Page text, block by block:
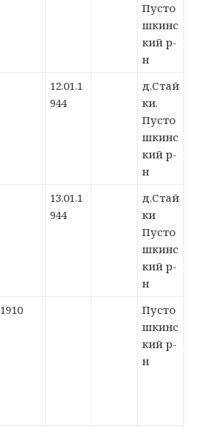
Пусто
шкинс
кий р-
н
12.01.1
944
д.Стай
ки.
Пусто
шкинс
кий р-
н
13.01.1
944
д.Стай
ки
Пусто
шкинс
кий р-
н
1910
Пусто
шкинс
кий р-
н